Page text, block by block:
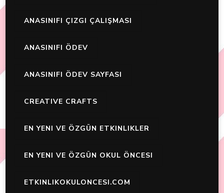
ANASINIFI ÇIZGI ÇALIŞMASI
ANASINIFI ÖDEV
ANASINIFI ÖDEV SAYFASI
CREATIVE CRAFTS
EN YENI VE ÖZGÜN ETKINLIKLER
EN YENI VE ÖZGÜN OKUL ÖNCESI
ETKINLIKOKULONCESI.COM